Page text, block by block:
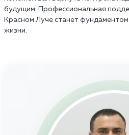
будущим. Профессиональная
Красном Луче станет
жизни.